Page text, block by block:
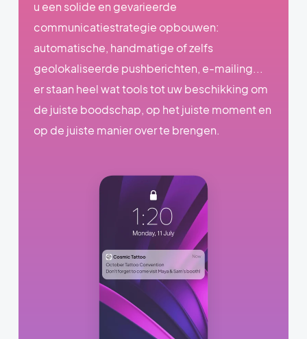
u een solide en gevarieerde
communicatiestrategie opbouwen:
automatische, handmatige of zelfs
geolokaliseerde pushberichten, e-mailing...
er staan heel wat tools tot uw beschikking om
de juiste boodschap, op het juiste moment en
op de juiste manier over te brengen.